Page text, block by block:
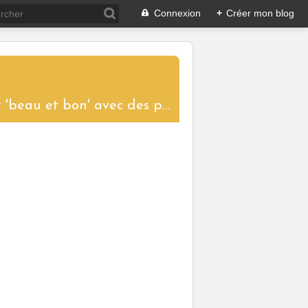
Connexion + Créer mon blog
....un blog aux saveurs d'ici et d'ailleurs pour partager le plaisir de cuisiner 'beau et bon' avec des produits de saison. Toutes les recettes proposées sont réalisées et photographiées pour vous donner l'envie de les tester à votre tour et ainsi garder vivantes les traditions culinaires.